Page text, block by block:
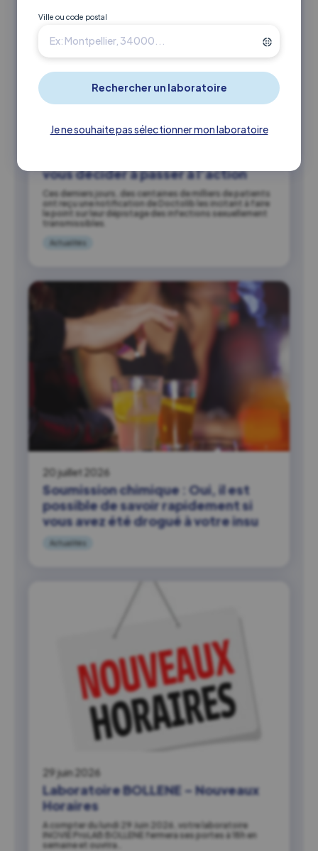
Ville ou code postal
Je ne souhaite pas sélectionner mon laboratoire
22 juillet 2026
vous décider à passer à l’action
Ces derniers jours, des centaines de milliers de patients
ont reçu une notification de Doctolib les incitant à faire
le point sur leur dépistage des infections sexuellement
transmissibles.
Actualités
20 juillet 2026
Soumission chimique : Oui, il est
possible de savoir rapidement si
vous avez été drogué à votre insu
Actualités
29 juin 2026
Laboratoire BOLLENE – Nouveaux
Horaires
A compter du lundi 29 Juin 2026, votre laboratoire
INOVIE ProLAB BOLLENE fermera ses portes à 18h en
semaine et ouvrira…